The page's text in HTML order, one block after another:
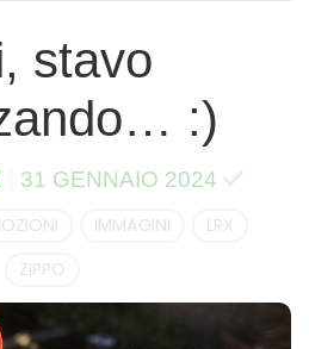
stavo
:)
31 GENNAIO 2024
IMMAGINI
LRX
ZIPPO